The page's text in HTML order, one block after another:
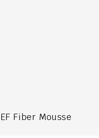
Fiber Mousse